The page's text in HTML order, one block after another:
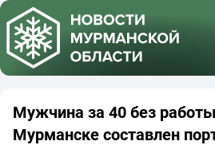
Мужчина за 40 без
Мурманске составлен